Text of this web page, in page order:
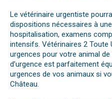
Le vétérinaire urgentiste
dispositions nécessaires à
hospitalisation, examens
intensifs. Vétérinaires 2 Toute
urgences pour votre animal
d’urgence est parfaitement
urgences de vos animaux si
Château.